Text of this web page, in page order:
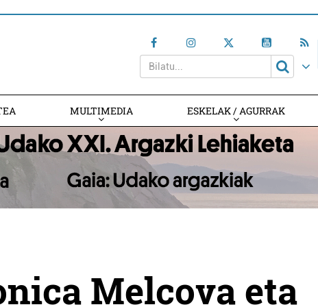
MULTIMEDIA ESKELAK / AGURRAK
Melcova eta